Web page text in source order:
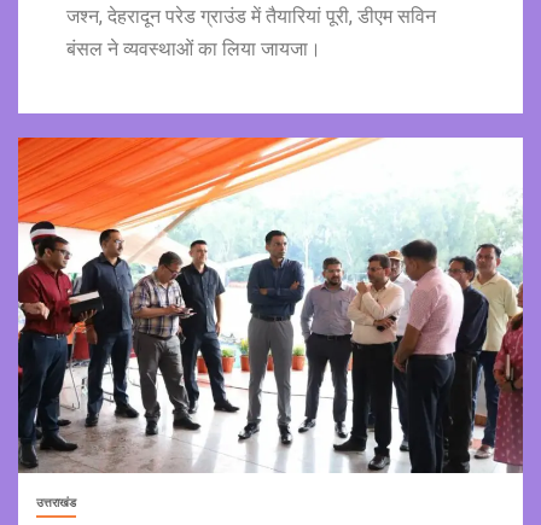
जश्न, देहरादून परेड ग्राउंड में तैयारियां पूरी, डीएम सविन
बंसल ने व्यवस्थाओं का लिया जायजा।
उत्तराखंड